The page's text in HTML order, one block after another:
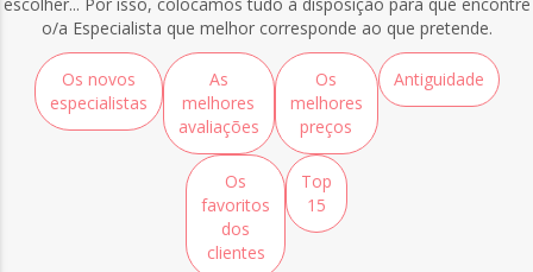
o/a Especialista que melhor corresponde ao que pretende.
Os novos
especialistas
As
melhores
avaliações
Os
melhores
preços
Antiguidade
Os
favoritos
dos
clientes
Top
15